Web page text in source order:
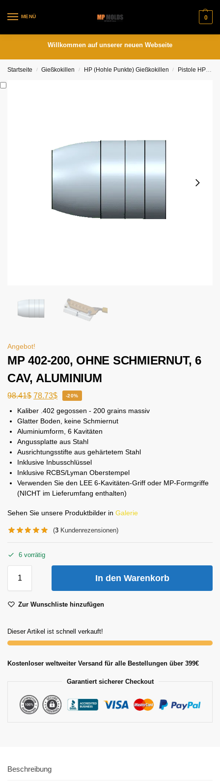
MENÜ 0
Willkommen auf unserer neuen Webseite
Startseite / Gießkokillen / HP (Hohle Punkte) Gießkokillen / Pistole HP-Formen
Angebot!
MP 402-200, OHNE SCHMIERNUT, 6
CAV, ALUMINIUM
98.41$ 78.73$ -20%
Kaliber .402 gegossen - 200 grains massiv
Glatter Boden, keine Schmiernut
Aluminiumform, 6 Kavitäten
Angussplatte aus Stahl
Ausrichtungsstifte aus gehärtetem Stahl
Inklusive Inbusschlüssel
Inklusive RCBS/Lyman Oberstempel
Verwenden Sie den LEE 6-Kavitäten-Griff oder MP-Formgriffe
(NICHT im Lieferumfang enthalten)
Sehen Sie unsere Produktbilder in Galerie
(3 Kundenrezensionen)
6 vorrätig
In den Warenkorb
Zur Wunschliste hinzufügen
Dieser Artikel ist schnell verkauft!
Kostenloser weltweiter Versand für alle Bestellungen über 399€
Garantiert sicherer Checkout
Beschreibung